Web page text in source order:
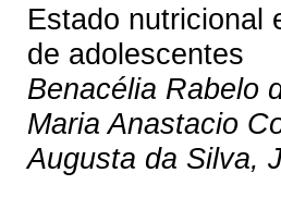
Estado nutricional
de adolescentes
Benacélia Rabelo
Maria Anastacio
Augusta da Silva,